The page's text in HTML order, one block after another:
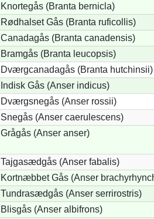
Knortegås (Branta bernicla)
Rødhalset Gås (Branta ruficollis)
Canadagås (Branta canadensis)
Bramgås (Branta leucopsis)
Dværgcanadagås (Branta hutchinsii)
Indisk Gås (Anser indicus)
Dværgsnegås (Anser rossii)
Snegås (Anser caerulescens)
Grågås (Anser anser)
Tajgasædgås (Anser fabalis)
Kortnæbbet Gås (Anser
Tundrasædgås (Anser serrirostris)
Blisgås (Anser albifrons)